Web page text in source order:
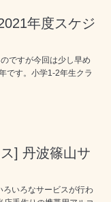
年度スケジ
ですが今回は少し早め
です。小学1-2年生クラ
] 丹波篠山サ
いろなサービスが行わ